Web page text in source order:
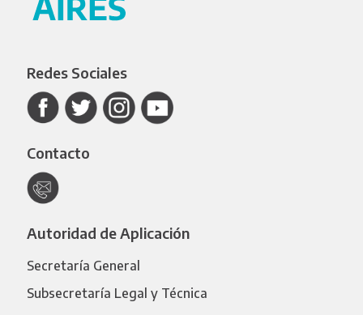
Redes Sociales
Contacto
Autoridad de Aplicación
Secretaría General
Subsecretaría Legal y Técnica